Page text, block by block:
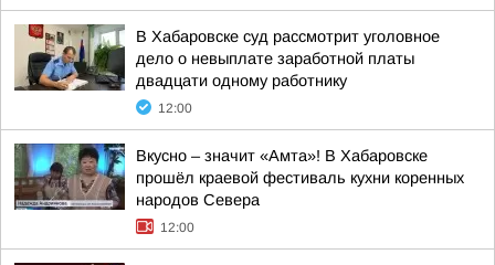
В Хабаровске суд рассмотрит уголовное
дело о невыплате заработной платы
двадцати одному работнику
12:00
Вкусно – значит «Амта»! В Хабаровске
прошёл краевой фестиваль кухни коренных
народов Севера
12:00